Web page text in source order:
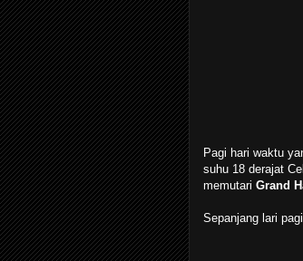
Pagi hari waktu
suhu 18 derajat
memutari Grand
Sepanjang lari